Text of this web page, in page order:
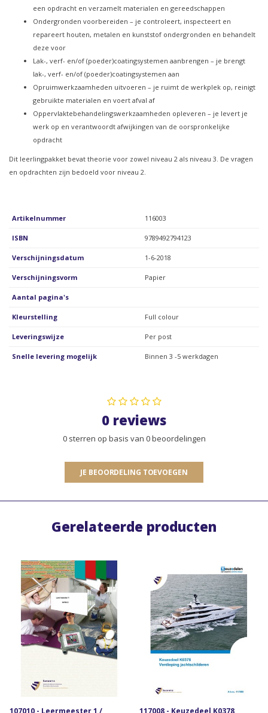
een opdracht en verzamelt materialen en gereedschappen
Ondergronden voorbereiden – je controleert, inspecteert en
repareert houten, metalen en kunststof ondergronden en behandelt
deze voor
Lak-, verf- en/of (poeder)coatingsystemen aanbrengen – je brengt
lak-, verf- en/of (poeder)coatingsystemen aan
Opruimwerkzaamheden uitvoeren – je ruimt de werkplek op, reinigt
gebruikte materialen en voert afval af
Oppervlaktebehandelingswerkzaamheden opleveren – je levert je
werk op en verantwoordt afwijkingen van de oorspronkelijke
opdracht
Dit leerlingpakket bevat theorie voor zowel niveau 2 als niveau 3. De vragen
en opdrachten zijn bedoeld voor niveau 2.
Artikelnummer 116003
ISBN 9789492794123
Verschijningsdatum 1-6-2018
Verschijningsvorm Papier
Aantal pagina's
Kleurstelling Full colour
Leveringswijze Per post
Snelle levering mogelijk Binnen 3 -5 werkdagen
0 reviews
0 sterren op basis van 0 beoordelingen
JE BEOORDELING TOEVOEGEN
Gerelateerde producten
107010 - Leermeester 1 /
117008 - Keuzedeel K0378